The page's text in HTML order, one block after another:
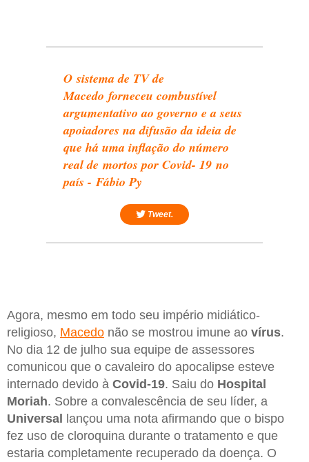
O sistema de TV de
Macedo forneceu combustível
argumentativo ao governo e a seus
apoiadores na difusão da ideia de
que há uma inflação do número
real de mortos por Covid- 19 no
país - Fábio Py
Tweet.
Agora, mesmo em todo seu império midiático-
religioso, Macedo não se mostrou imune ao vírus.
No dia 12 de julho sua equipe de assessores
comunicou que o cavaleiro do apocalipse esteve
internado devido à Covid-19. Saiu do Hospital
Moriah. Sobre a convalescência de seu líder, a
Universal lançou uma nota afirmando que o bispo
fez uso de cloroquina durante o tratamento e que
estaria completamente recuperado da doença. O